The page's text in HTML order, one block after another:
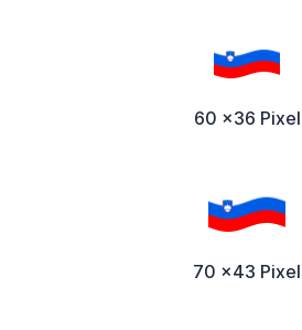
60 x36 Pixel
70 x43 Pixel